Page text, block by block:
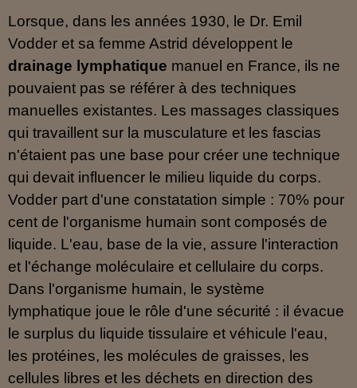
Lorsque, dans les années 1930, le Dr. Emil
Vodder et sa femme Astrid développent le
drainage lymphatique manuel en France, ils ne
pouvaient pas se référer à des techniques
manuelles existantes. Les massages classiques
qui travaillent sur la musculature et les fascias
n'étaient pas une base pour créer une technique
qui devait influencer le milieu liquide du corps.
Vodder part d'une constatation simple : 70% pour
cent de l'organisme humain sont composés de
liquide. L'eau, base de la vie, assure l'interaction
et l'échange moléculaire et cellulaire du corps.
Dans l'organisme humain, le système
lymphatique joue le rôle d'une sécurité : il évacue
le surplus du liquide tissulaire et véhicule l'eau,
les protéines, les molécules de graisses, les
cellules libres et les déchets en direction des